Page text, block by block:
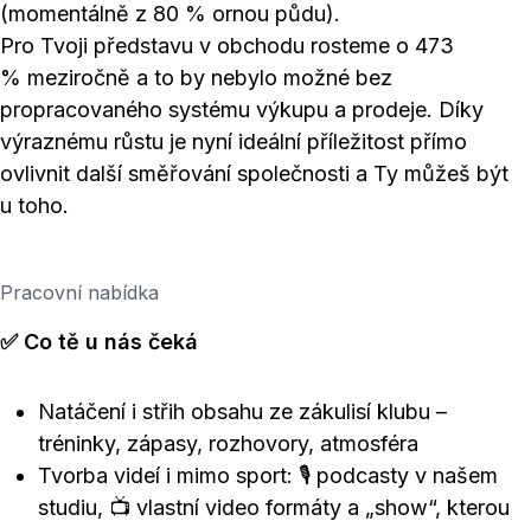
(momentálně z 80 % ornou půdu).
Pro Tvoji představu v obchodu rosteme o 473
% meziročně a to by nebylo možné bez
propracovaného systému výkupu a prodeje. Díky
výraznému růstu je nyní ideální příležitost přímo
ovlivnit další směřování společnosti a Ty můžeš být
u toho.
Pracovní nabídka
✅ Co tě u nás čeká
Natáčení i střih obsahu ze zákulisí klubu –
tréninky, zápasy, rozhovory, atmosféra
Tvorba videí i mimo sport: 🎙️ podcasty v našem
studiu, 📺 vlastní video formáty a „show“, kterou